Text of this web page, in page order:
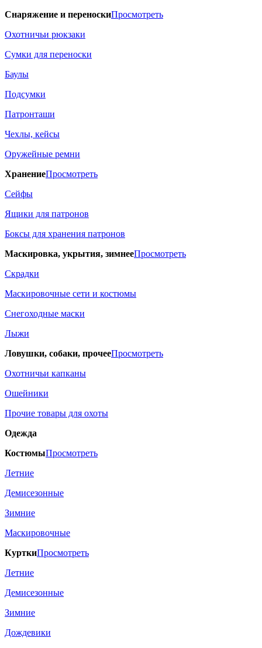
Снаряжение и переноскиПросмотреть
Охотничьи рюкзаки
Сумки для переноски
Баулы
Подсумки
Патронташи
Чехлы, кейсы
Оружейные ремни
ХранениеПросмотреть
Сейфы
Ящики для патронов
Боксы для хранения патронов
Маскировка, укрытия, зимнееПросмотреть
Скрадки
Маскировочные сети и костюмы
Снегоходные маски
Лыжи
Ловушки, собаки, прочееПросмотреть
Охотничьи капканы
Ошейники
Прочие товары для охоты
Одежда
КостюмыПросмотреть
Летние
Демисезонные
Зимние
Маскировочные
КурткиПросмотреть
Летние
Демисезонные
Зимние
Дождевики